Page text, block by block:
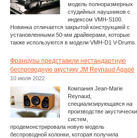
модель полноразмерных
студийных наушников с
индексом VMH-S100.
Новинка отличается закрытой конструкцией с
установленными 50-мм драйверами, которые
также используются в модели VMH-D1 V-Drums.
Французы представили нестандартную
беспроводную акустику JM Reynaud Agapé
10 июля 2022
Компания Jean-Marie
Reynaud,
специализирующаяся на
производстве
систем,
продемонстрировала новую модель
беспроводной колонки, которая получила